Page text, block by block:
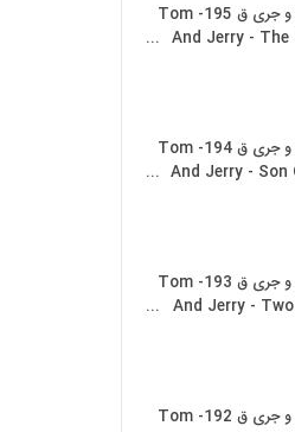
انیمیشن تام و جری ق 195- Tom
And Jerry - The
انیمیشن تام و جری ق 194- Tom
And Jerry - Son
انیمیشن تام و جری ق 193- Tom
And Jerry -
انیمیشن تام و جری ق 192- Tom